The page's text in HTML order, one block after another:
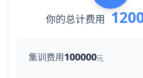
你的总计费用
集训费用100000元